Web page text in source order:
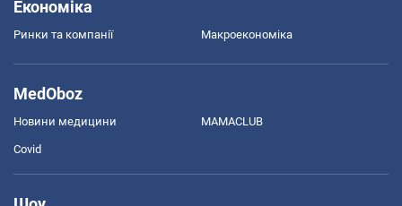
Економіка
Ринки та компанії Макроекономіка
MedOboz
Новини медицини MAMACLUB
Covid